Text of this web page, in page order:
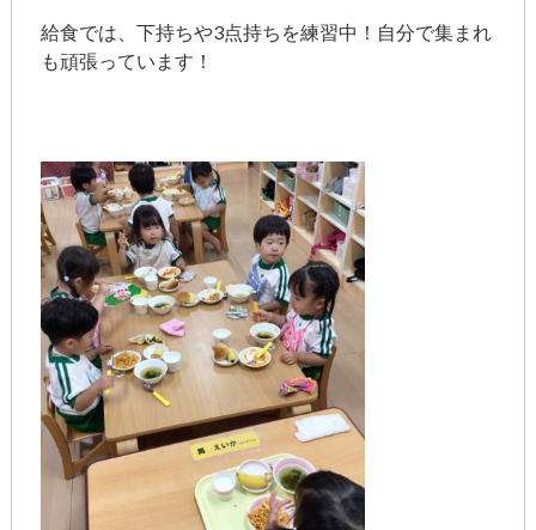
給食では、下持ちや3点持ちを練習中！自分で集まれ
も頑張っています！